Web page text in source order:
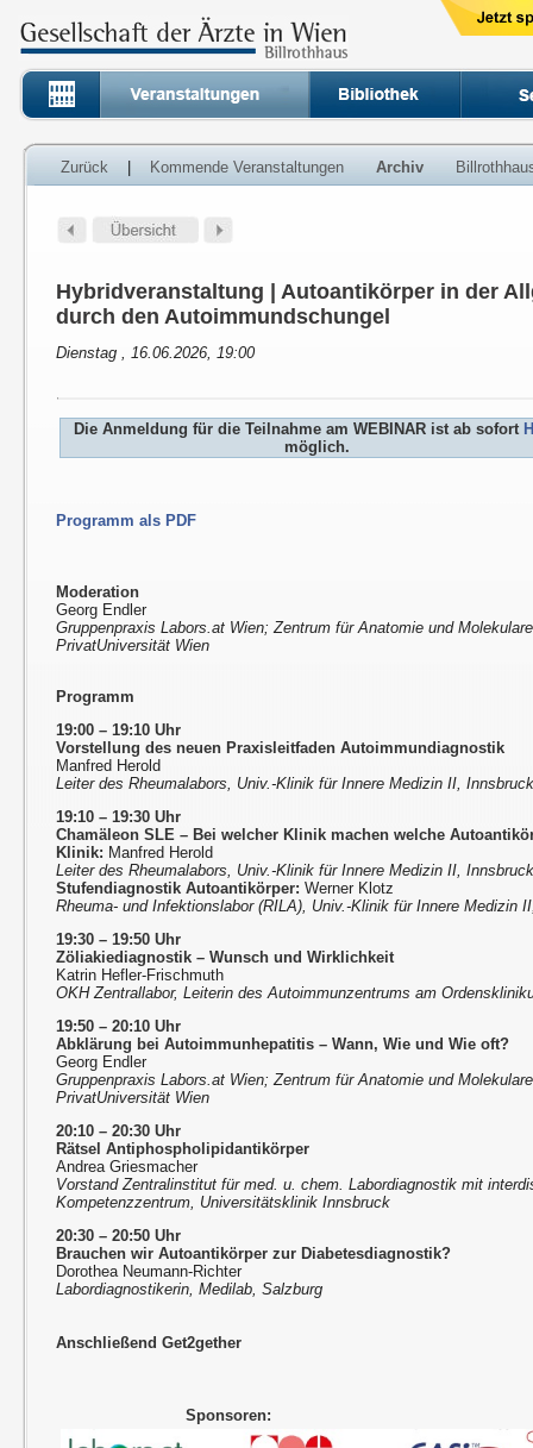
Zurück Kommende Veranstaltungen Archiv
Hybridveranstaltung | Autoantikörper in der
durch den Autoimmundschungel
Dienstag , 16.06.2026, 19:00
Die Anmeldung für die Teilnahme am WEBINAR ist ab sofort
möglich.
Programm als PDF
Moderation
Georg Endler
Gruppenpraxis Labors.at Wien; Zentrum für Anatomie und
PrivatUniversität Wien
Programm
19:00 – 19:10 Uhr
Vorstellung des neuen Praxisleitfaden Autoimmundiagnostik
Manfred Herold
Leiter des Rheumalabors, Univ.-Klinik für Innere Medizin II,
19:10 – 19:30 Uhr
Chamäleon SLE – Bei welcher Klinik machen welche
Klinik: Manfred Herold
Leiter des Rheumalabors, Univ.-Klinik für Innere Medizin II,
Stufendiagnostik Autoantikörper: Werner Klotz
Rheuma- und Infektionslabor (RILA), Univ.-Klinik für Innere Medizin
19:30 – 19:50 Uhr
Zöliakiediagnostik – Wunsch und Wirklichkeit
Katrin Hefler-Frischmuth
OKH Zentrallabor, Leiterin des Autoimmunzentrums am
19:50 – 20:10 Uhr
Abklärung bei Autoimmunhepatitis – Wann, Wie und Wie oft?
Georg Endler
Gruppenpraxis Labors.at Wien; Zentrum für Anatomie und
PrivatUniversität Wien
20:10 – 20:30 Uhr
Rätsel Antiphospholipidantikörper
Andrea Griesmacher
Vorstand Zentralinstitut für med. u. chem. Labordiagnostik mit
Kompetenzzentrum, Universitätsklinik Innsbruck
20:30 – 20:50 Uhr
Brauchen wir Autoantikörper zur Diabetesdiagnostik?
Dorothea Neumann-Richter
Labordiagnostikerin, Medilab, Salzburg
Anschließend Get2gether
Sponsoren: